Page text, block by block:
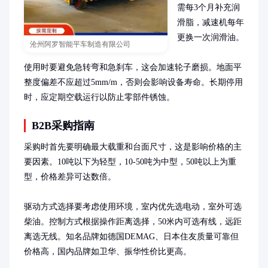
沧州阿罗智能平车制造有限公司
需每3个月补充润
滑脂，减速机每年
更换一次润滑油。
使用时要避免急转弯和急刹车，这会加速轮子磨损。地面平
整度偏差不应超过5mm/m，否则会影响设备寿命。长期停用
时，应定期空载运行以防止零部件锈蚀。
B2B采购指南
采购时首先要明确最大载重和台面尺寸，这是影响价格的主
要因素。10吨以下为轻型，10-50吨为中型，50吨以上为重
型，价格差异可达数倍。
驱动方式选择要考虑使用环境，室内优先选电动，室外可选
柴油。控制方式根据操作距离选择，50米内可选有线，远距
离选无线。知名品牌如德国DEMAG、日本住友质量可靠但
价格高，国内品牌如卫华、振华性价比更高。